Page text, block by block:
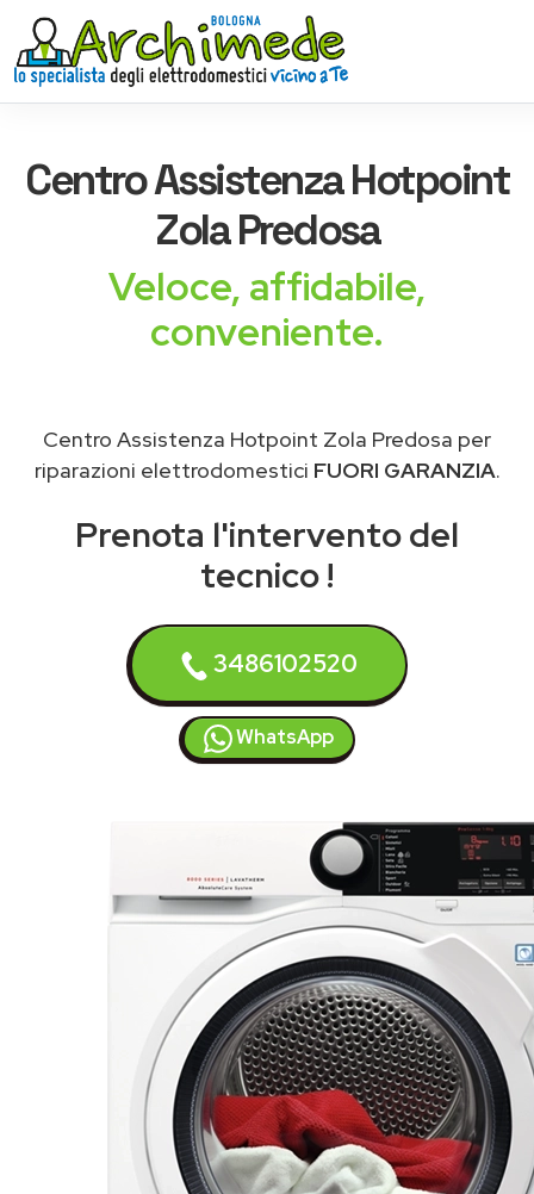
Centro AssistenzaHotpoint
Zola Predosa
Veloce, affidabile,
conveniente.
Centro Assistenza Hotpoint Zola Predosa per
riparazioni elettrodomestici FUORI GARANZIA.
Prenota l'intervento del
tecnico !
3486102520
WhatsApp